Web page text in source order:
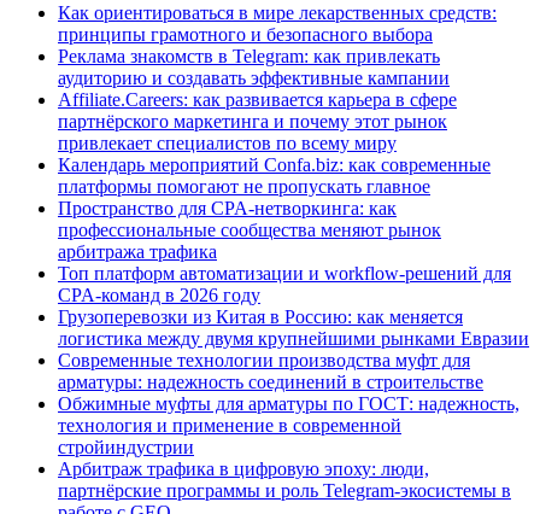
Как ориентироваться в мире лекарственных средств:
принципы грамотного и безопасного выбора
Реклама знакомств в Telegram: как привлекать
аудиторию и создавать эффективные кампании
Affiliate.Careers: как развивается карьера в сфере
партнёрского маркетинга и почему этот рынок
привлекает специалистов по всему миру
Календарь мероприятий Confa.biz: как современные
платформы помогают не пропускать главное
Пространство для CPA-нетворкинга: как
профессиональные сообщества меняют рынок
арбитража трафика
Топ платформ автоматизации и workflow-решений для
CPA-команд в 2026 году
Грузоперевозки из Китая в Россию: как меняется
логистика между двумя крупнейшими рынками Евразии
Современные технологии производства муфт для
арматуры: надежность соединений в строительстве
Обжимные муфты для арматуры по ГОСТ: надежность,
технология и применение в современной
стройиндустрии
Арбитраж трафика в цифровую эпоху: люди,
партнёрские программы и роль Telegram-экосистемы в